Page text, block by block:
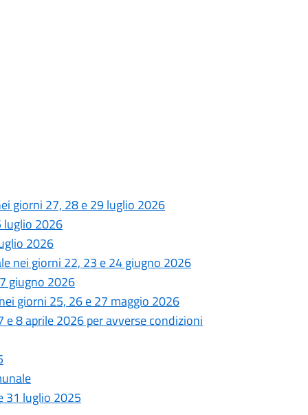
giorni 27, 28 e 29 luglio 2026
luglio 2026
2026
nei giorni 22, 23 e 24 giugno 2026
giugno 2026
giorni 25, 26 e 27 maggio 2026
8 aprile 2026 per avverse condizioni
31 luglio 2025